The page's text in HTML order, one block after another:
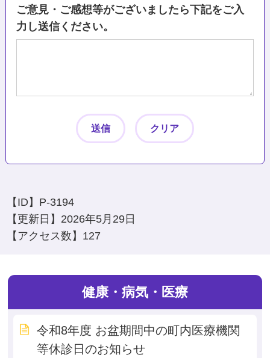
ご意見・ご感想等がございましたら下記をご入
力し送信ください。
【ID】 P-3194
【更新日】 2026年5月29日
【アクセス数】 127
健康・病気・医療
令和8年度 お盆期間中の町内医療機関
等休診日のお知らせ